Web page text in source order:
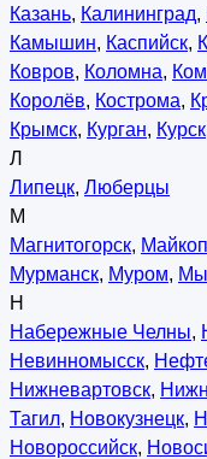
Казань, Калининград,
Камышин, Каспийск,
Ковров, Коломна,
Королёв, Кострома,
Крымск, Курган, Курск
Л
Липецк, Люберцы
М
Магнитогорск, Майкоп
Мурманск, Муром,
Н
Набережные Челны,
Невинномысск,
Нижневартовск,
Тагил, Новокузнецк,
Новороссийск,